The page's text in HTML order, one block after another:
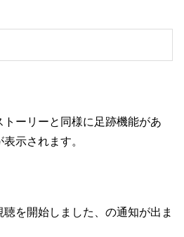
ーリーと同様に足跡機能があ
示されます。
を開始しました、の通知が出ま